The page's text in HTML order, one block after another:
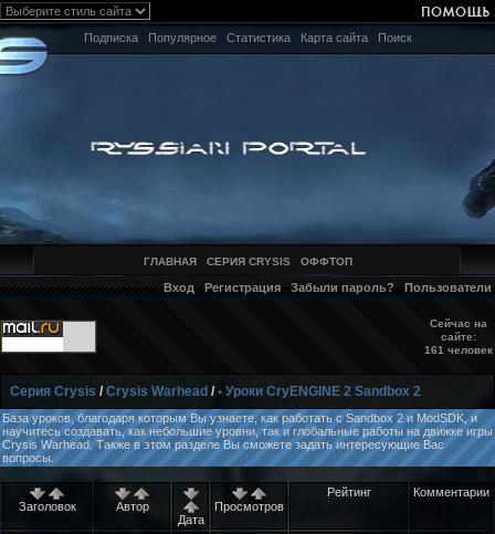
Подписка Популярное Статистика Карта сайта Поиск
ГЛАВНАЯ СЕРИЯ CRYSIS ОФФТОП
Вход Регистрация Забыли пароль? Пользователи
Сейчас на
сайте:
161 человек
Серия Crysis /Crysis Warhead /• Уроки CryENGINE 2 Sandbox 2
База уроков, благодаря которым Вы узнаете, как работать с Sandbox 2 и ModSDK, и
научитесь создавать, как небольшие уровни, так и глобальные работы на движке игры
Crysis Warhead. Также в этом разделе Вы сможете задать интересующие Вас
вопросы.
Заголовок
Автор
Дата
Просмотров
Рейтинг Комментарии